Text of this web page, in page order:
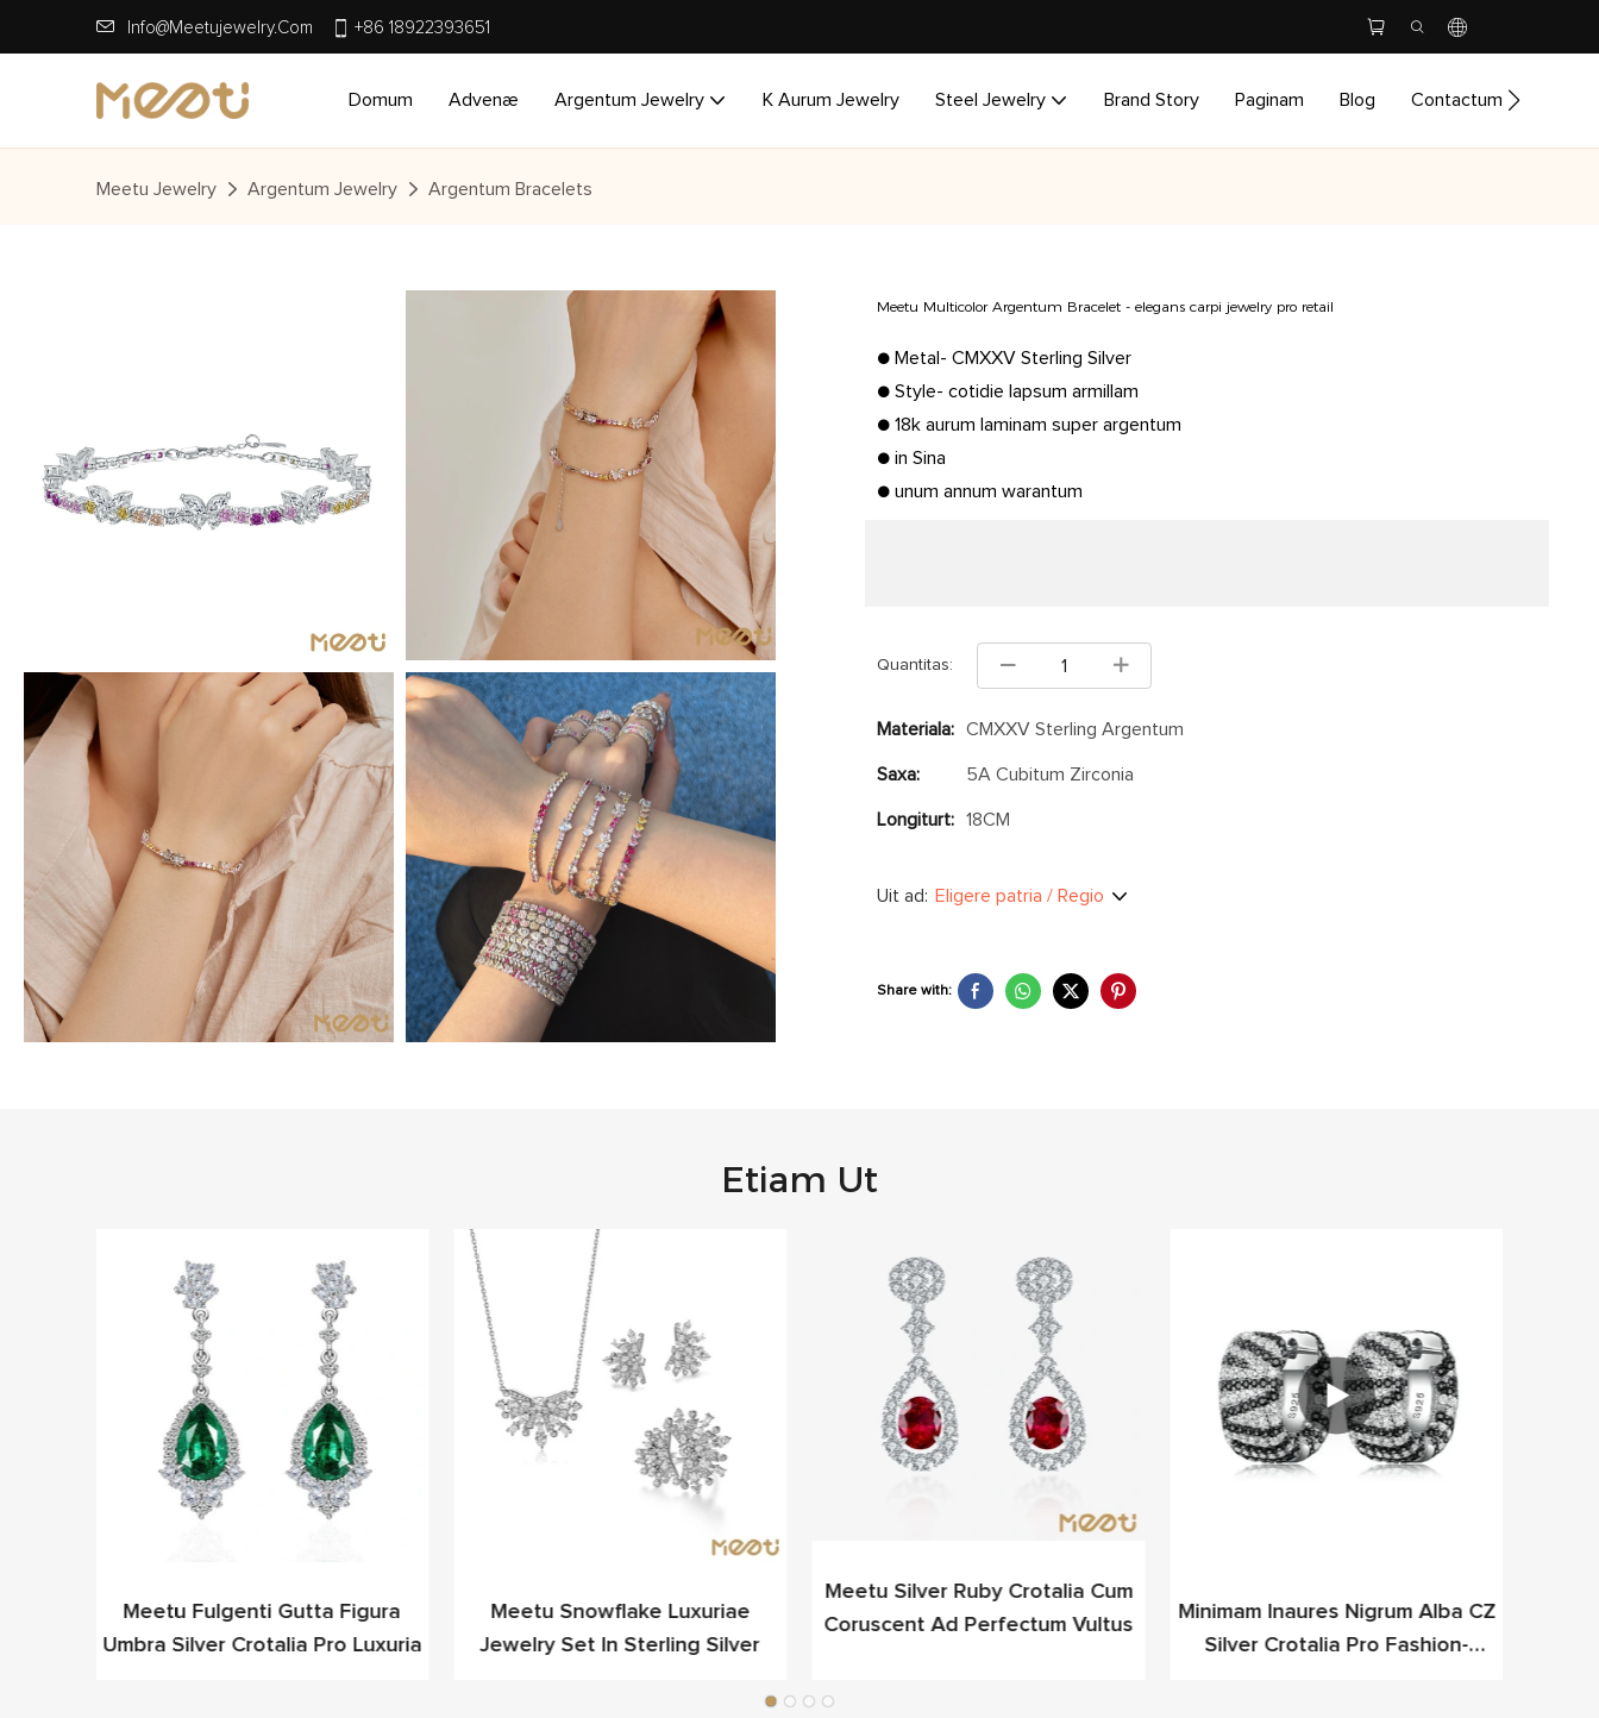
Info@meetujewelry.com +86 18922393651
Domum Advenæ Argentum Jewelry K Aurum Jewelry Steel Jewelry Brand Story Paginam Blog Contactum Nom
Meetu Jewelry Argentum Jewelry Argentum Bracelets
Meetu Multicolor Argentum Bracelet - elegans carpi jewelry pro retail
● Metal- CMXXV Sterling Silver
● Style- cotidie lapsum armillam
● 18k aurum laminam super argentum
● in Sina
● unum annum warantum
Quantitas:
Materiala: CMXXV Sterling Argentum
Saxa: 5A Cubitum Zirconia
Longiturt: 18CM
Uit ad: Eligere patria / Regio
Share with:
Etiam Ut
Meetu Fulgenti Gutta Figura
Umbra Silver Crotalia Pro Luxuria
Meetu Snowflake Luxuriae
Jewelry Set In Sterling Silver
Meetu Silver Ruby Crotalia Cum
Coruscent Ad Perfectum Vultus
Minimam Inaures Nigrum Alba CZ
Silver Crotalia Pro Fashion-